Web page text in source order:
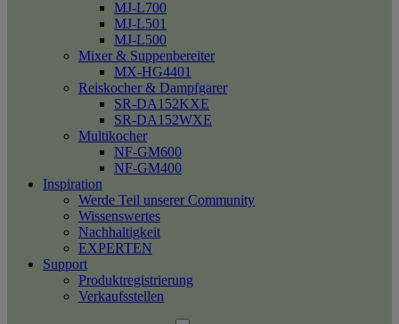
MJ-L700
MJ-L501
MJ-L500
Mixer & Suppenbereiter
MX-HG4401
Reiskocher & Dampfgarer
SR-DA152KXE
SR-DA152WXE
Multikocher
NF-GM600
NF-GM400
Inspiration
Werde Teil unserer Community
Wissenswertes
Nachhaltigkeit
EXPERTEN
Support
Produktregistrierung
Verkaufsstellen